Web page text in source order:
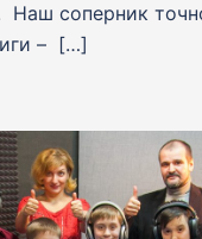
соперник
– […]